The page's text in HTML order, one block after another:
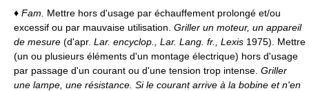
♦ Fam. Mettre hors d'usage par échauffement prolongé et/ou
excessif ou par mauvaise utilisation. Griller un moteur, un appareil
de mesure (d'apr. Lar. encyclop., Lar. Lang. fr., Lexis 1975). Mettre
(un ou plusieurs éléments d'un montage électrique) hors d'usage
par passage d'un courant ou d'une tension trop intense. Griller
une lampe, une résistance. Si le courant arrive à la bobine et n'en